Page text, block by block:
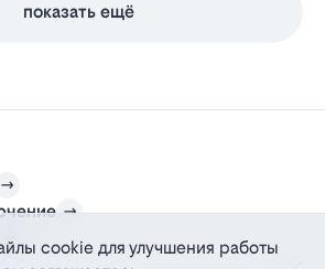
показать ещё
cookie для улучшения работы